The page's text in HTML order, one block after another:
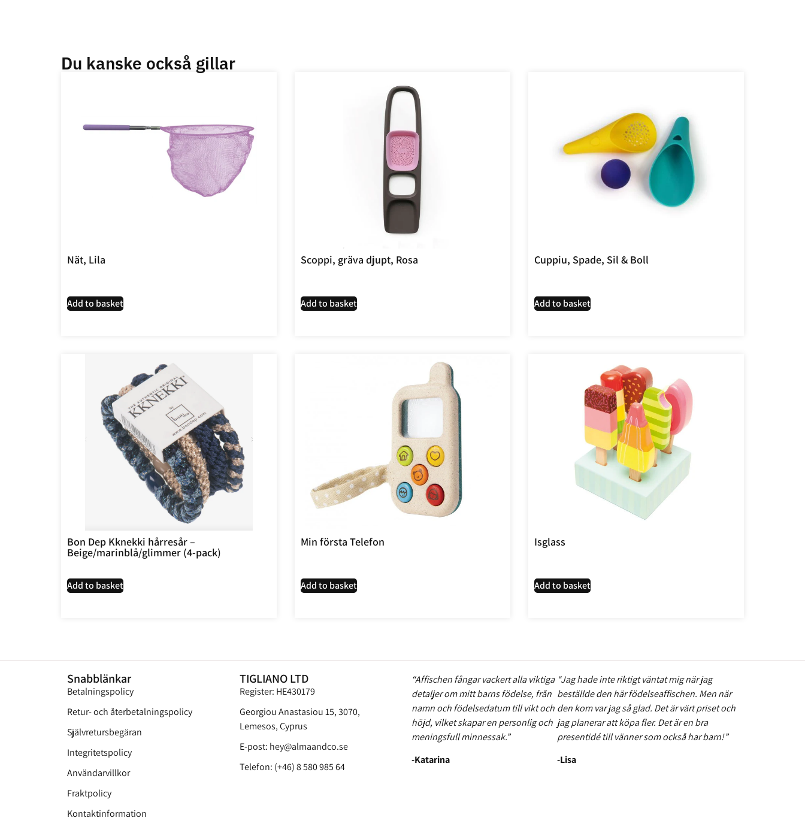
Du kanske också gillar
Nät, Lila
Add to basket
Scoppi, gräva djupt, Rosa
Add to basket
Cuppiu, Spade, Sil & Boll
Add to basket
Bon Dep Kknekki hårresår –
Beige/marinblå/glimmer (4-pack)
Add to basket
Min första Telefon
Add to basket
Isglass
Add to basket
Snabblänkar
Betalningspolicy
Retur- och återbetalningspolicy
Självretursbegäran
Integritetspolicy
Användarvillkor
Fraktpolicy
Kontaktinformation
TIGLIANO LTD
Register: HE430179
Georgiou Anastasiou 15, 3070,
Lemesos, Cyprus
E-post: hey@almaandco.se
Telefon: (+46) 8 580 985 64
“Affischen fångar vackert alla viktiga
detaljer om mitt barns födelse, från
namn och födelsedatum till vikt och
höjd, vilket skapar en personlig och
meningsfull minnessak.”
-Katarina
“Jag hade inte riktigt väntat mig när jag
beställde den här födelseaffischen. Men när
den kom var jag så glad. Det är värt priset och
jag planerar att köpa fler. Det är en bra
presentidé till vänner som också har barn!”
-Lisa